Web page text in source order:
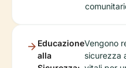
Educazione
alla
Vengono
sicurezza